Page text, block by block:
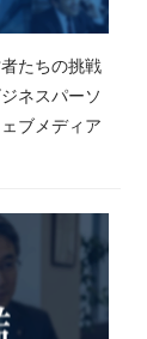
たちの挑戦
ネスパーソ
ブメディア